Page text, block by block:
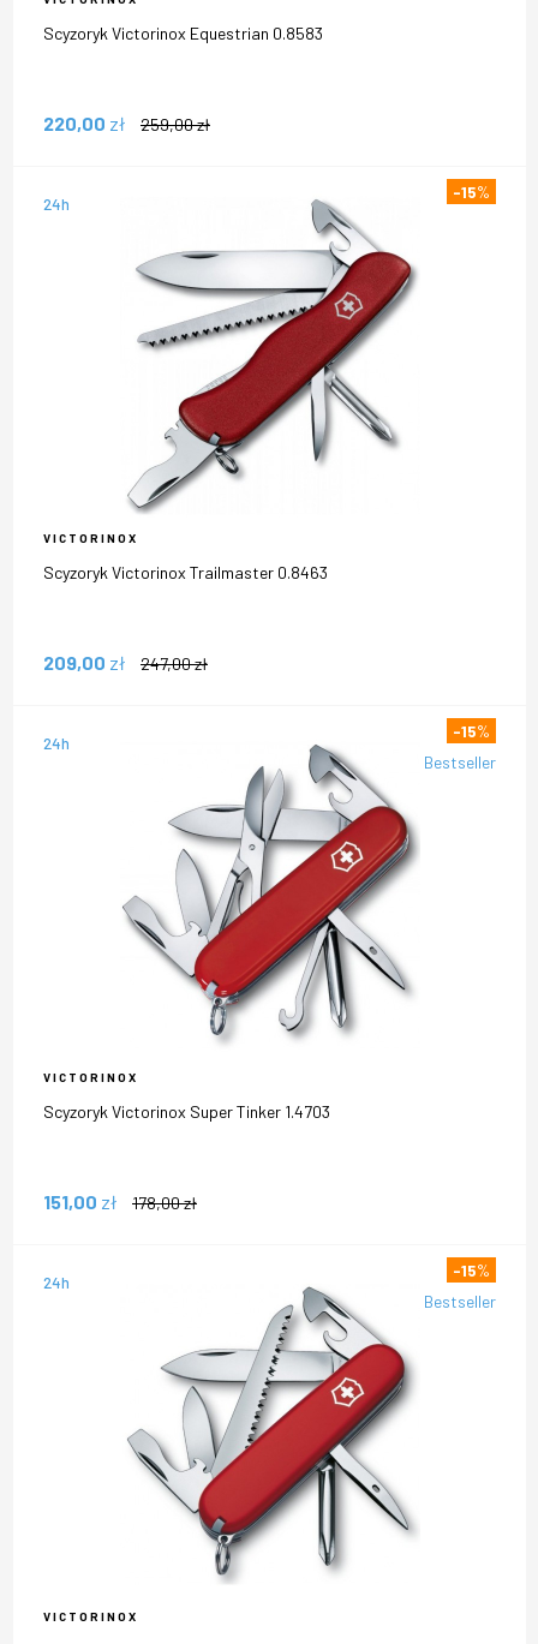
Scyzoryk Victorinox Equestrian 0.8583
220,00 zł 259,00zł
24h
-15%
VICTORINOX
Scyzoryk Victorinox Trailmaster 0.8463
209,00 zł 247,00zł
24h
-15%
Bestseller
VICTORINOX
Scyzoryk Victorinox Super Tinker 1.4703
151,00 zł 178,00zł
24h
-15%
Bestseller
VICTORINOX